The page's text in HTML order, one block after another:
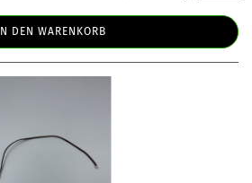
IN DEN WARENKORB